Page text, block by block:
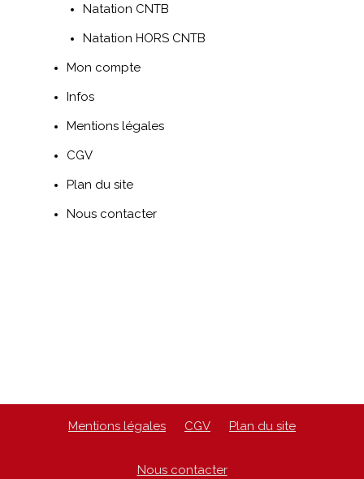
Natation CNTB
Natation HORS CNTB
Mon compte
Infos
Mentions légales
CGV
Plan du site
Nous contacter
Mentions légales CGV Plan du site
Nous contacter